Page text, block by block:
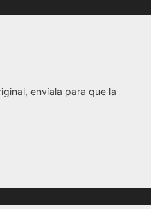
envíala para que la